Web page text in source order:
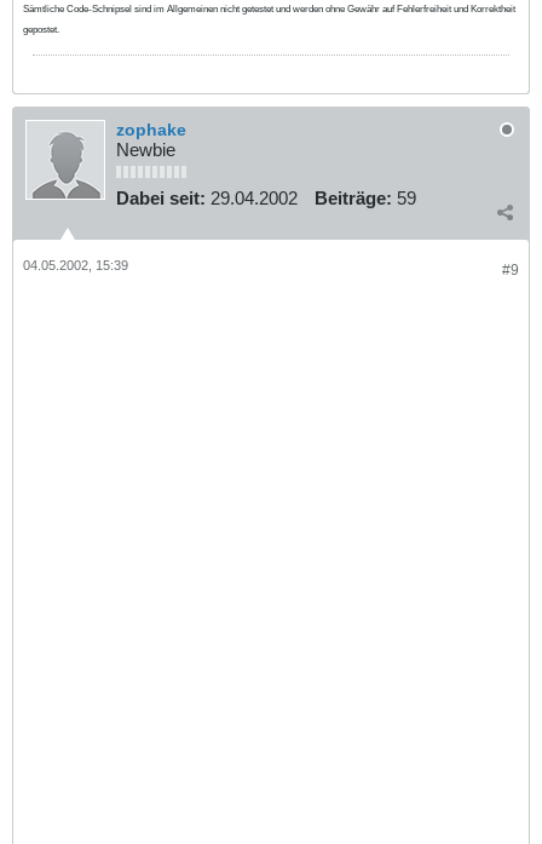
Sämtliche Code-Schnipsel sind im Allgemeinen nicht getestet und werden ohne Gewähr auf Fehlerfreiheit und Korrektheit
gepostet.
zophake
Newbie
Dabei seit: 29.04.2002 Beiträge: 59
#9
04.05.2002, 15:39